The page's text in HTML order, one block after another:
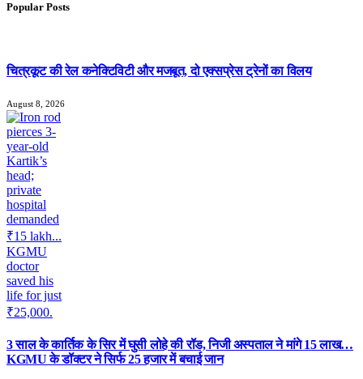
Popular Posts
चित्रकूट की रेल कनेक्टिविटी और मजबूत, दो एक्सप्रेस ट्रेनों का विलय
August 8, 2026
3 साल के कार्तिक के सिर में घुसी लोहे की रॉड, निजी अस्पताल ने मांगे 15 लाख…
KGMU के डॉक्टर ने सिर्फ 25 हजार में बचाई जान